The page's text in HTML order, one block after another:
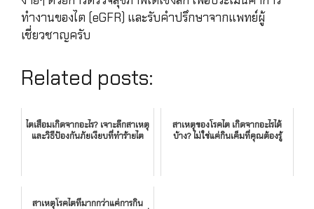
ทำงานของไต (eGFR) และรับคำปรึกษาจากแพทย์ผู้
เชี่ยวชาญครับ
Related posts:
ไตเสื่อมเกิดจากอะไร? เจาะลึกสาเหตุ
และวิธีป้องกันภัยเงียบที่ทำร้ายไต
สาเหตุของโรคไต เกิดจากอะไรได้
บ้าง? ไม่ใช่แค่กินเค็มที่คุณต้องรู้
สาเหตุโรคไตที่มากกว่าแค่การกิน